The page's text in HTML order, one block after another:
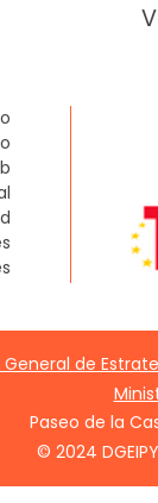
de
Paseo de la
© 2024